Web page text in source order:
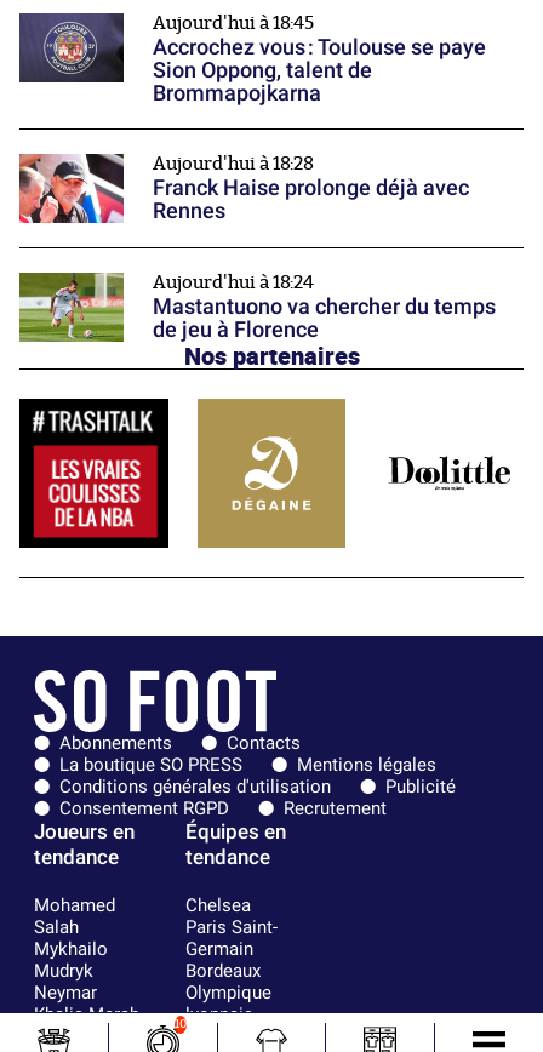
Aujourd'hui à 18:45
Accrochez vous : Toulouse se paye
Sion Oppong, talent de
Brommapojkarna
Aujourd'hui à 18:28
Franck Haise prolonge déjà avec
Rennes
Aujourd'hui à 18:24
Mastantuono va chercher du temps
de jeu à Florence
Nos partenaires
Abonnements
Contacts
La boutique SO PRESS
Mentions légales
Conditions générales d'utilisation
Publicité
Consentement RGPD
Recrutement
Joueurs en
tendance
Mohamed
Salah
Mykhailo
Mudryk
Neymar
Khalis Merah
Loïs Openda
Équipes en
tendance
Chelsea
Paris Saint-
Germain
Bordeaux
Olympique
lyonnais
FIFA
10